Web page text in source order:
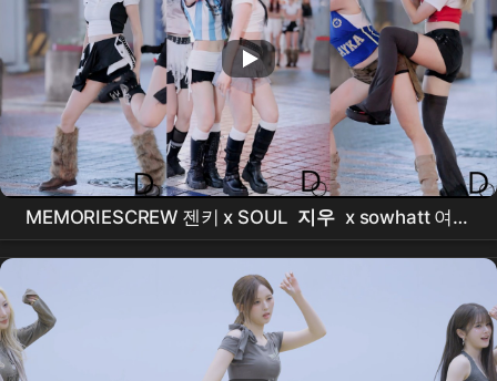
MEMORIESCREW 젠키 x SOUL 지우 x sowhatt 여영
ICONIC BY MISTAKE' 댄스커버 Dance Cover 직캠